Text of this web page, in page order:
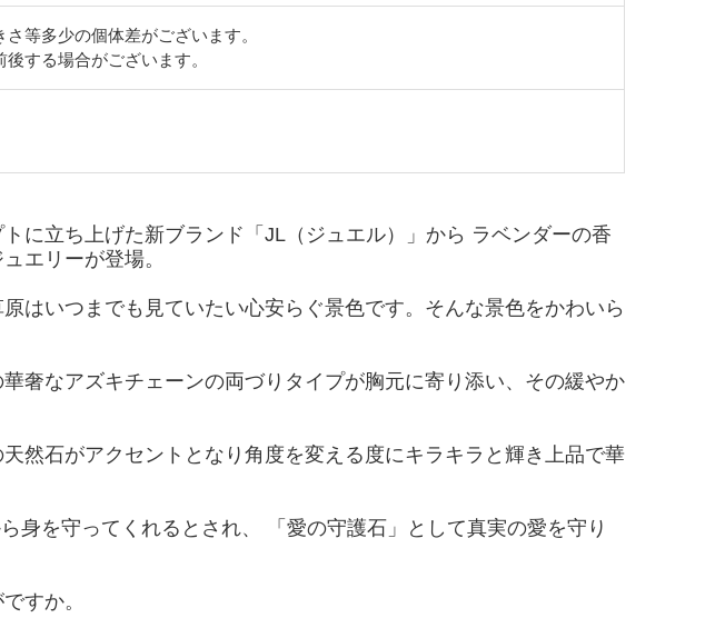
等多少の個体差がございます。
する場合がございます。
に立ち上げた新ブランド「JL（ジュエル）」から ラベンダーの香
エリーが登場。
はいつまでも見ていたい心安らぐ景色です。そんな景色をかわいら
奢なアズキチェーンの両づりタイプが胸元に寄り添い、その緩やか
然石がアクセントとなり角度を変える度にキラキラと輝き上品で華
身を守ってくれるとされ、 「愛の守護石」として真実の愛を守り
すか。